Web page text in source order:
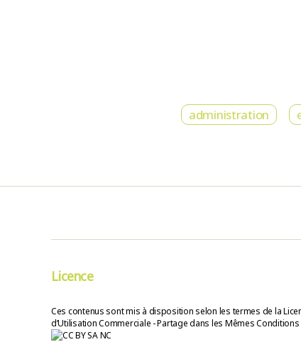
administration
Licence
Ces contenus sont mis à disposition selon les termes de la
d’Utilisation Commerciale - Partage dans les Mêmes Conditions